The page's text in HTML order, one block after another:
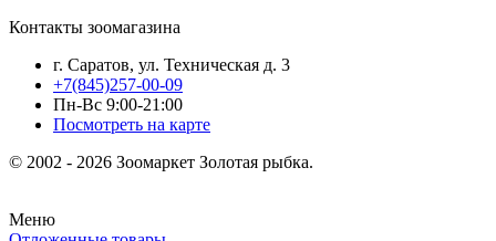
Контакты зоомагазина
г. Саратов, ул. Техническая д. 3
+7(845)257-00-09
Пн-Вс 9:00-21:00
Посмотреть на карте
© 2002 - 2026 Зоомаркет Золотая рыбка.
Меню